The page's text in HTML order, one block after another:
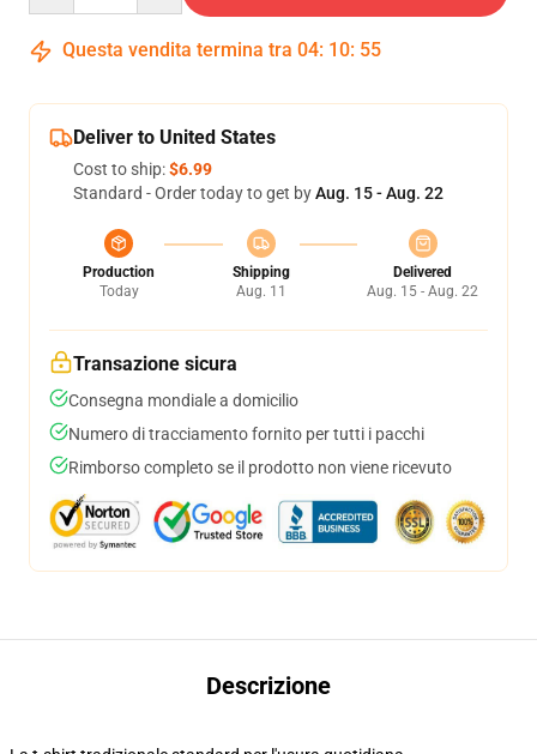
Questa vendita termina tra 04: 10: 54
Deliver to United States
Cost to ship:$6.99
Standard - Order today to get byAug. 15 - Aug. 22
Production
Today
Shipping
Aug. 11
Delivered
Aug. 15 - Aug. 22
Transazione sicura
Consegna mondiale a domicilio
Numero di tracciamento fornito per tutti i pacchi
Rimborso completo se il prodotto non viene ricevuto
Descrizione